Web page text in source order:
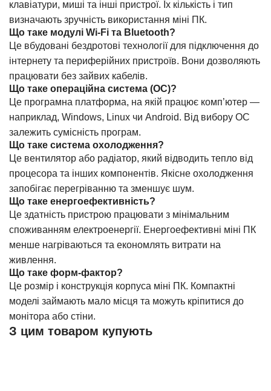
клавіатури, миші та інші пристрої. Їх кількість і тип
визначають зручність використання міні ПК.
Що таке модулі Wi-Fi та Bluetooth?
Це вбудовані бездротові технології для підключення до
інтернету та периферійних пристроїв. Вони дозволяють
працювати без зайвих кабелів.
Що таке операційна система (ОС)?
Це програмна платформа, на якій працює комп’ютер —
наприклад, Windows, Linux чи Android. Від вибору ОС
залежить сумісність програм.
Що таке система охолодження?
Це вентилятор або радіатор, який відводить тепло від
процесора та інших компонентів. Якісне охолодження
запобігає перегріванню та зменшує шум.
Що таке енергоефективність?
Це здатність пристрою працювати з мінімальним
споживанням електроенергії. Енергоефективні міні ПК
менше нагріваються та економлять витрати на
живлення.
Що таке форм-фактор?
Це розмір і конструкція корпуса міні ПК. Компактні
моделі займають мало місця та можуть кріпитися до
монітора або стіни.
З цим товаром купують